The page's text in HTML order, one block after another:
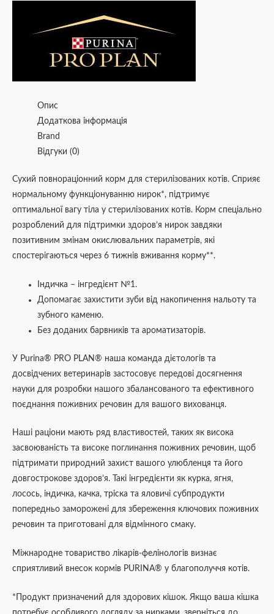
Опис
Додаткова інформація
Brand
Відгуки (0)
Сухий повнораціонний корм для стерилізованих котів. Сприяє
нормальному функціонуванню нирок*, підтримує
оптимальної вагу тіла у стерилізованих котів. Корм спеціально
розроблений для підтримки здоров’я нирок завдяки
позитивним змінам окислювальних параметрів, які
спостерігаються через 6 тижнів вживання корму**.
Індичка – інгредієнт №1.
Допомагає захистити зуби від накопичення нальоту та
зубного каменю.
Без доданих барвників та ароматизаторів.
У Purina® PRO PLAN® наша команда дієтологів та
досвідчених ветеринарів застосовує передові досягнення
науки для розробки нашого збалансованого та ефективного
поєднання поживних речовин для вашого вихованця.
Наші раціони мають ряд властивостей, таких як висока
засвоюваність та високе поглинання поживних речовин, щоб
підтримати природний захист вашого улюбленця та його
довгострокове здоров’я. Такі інгредієнти як курка, ягня,
лосось, індичка, качка, тріска та яловичі субпродукти
попередньо заморожені для збереження ключових поживних
речовин та приготовані для відмінного смаку.
Міжнародне товариство лікарів-фелінологів визнає
сприятливий внесок кормів PURINA® у благополуччя котів.
*Продукт призначений для здорових кішок. Якщо ваша кішка